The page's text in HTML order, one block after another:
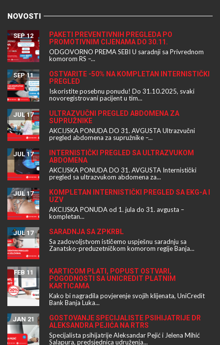
NOVOSTI
PAKETI PREVENTIVNIH PREGLEDA PO
PROMOTIVNIM CIJENAMA DO 30.11.
SEP 12
ODGOVORNO PREMA SEBI U saradnji sa Privrednom
komorom RS –...
OSTVARITE -50% NA KOMPLETAN INTERNISTIČKI
PREGLED
SEP 11
Iskoristite posebnu ponudu! Do 31.10.2025, svaki
novoregistrovani pacijent u tim...
ULTRAZVUČNI PREGLED ABDOMENA ZA
SUPRUŽNIKE
JUL 17
AKCIJSKA PONUDA DO 31. AVGUSTA Ultrazvučni
pregled abdomena za supružnike –...
INTERNISTIČKI PREGLED SA ULTRAZVUKOM
ABDOMENA
JUL 17
AKCIJSKA PONUDA DO 31. AVGUSTA Internistički
pregled sa ultrazvukom abdomena za...
KOMPLETAN INTERNISTIČKI PREGLED SA EKG-A I
UZV
JUL 17
AKCIJSKA PONUDA od 1. jula do 31. avgusta –
kompletan...
SARADNJA SA ZPKRBL
JUL 17
Sa zadovoljstvom ističemo uspješnu saradnju sa
Zanatsko-preduzetničkom komorom regije Banja...
KARTICOM PLATI, POPUST OSTVARI,
POGODNOSTI SA UNICREDIT PLATNIM
KARTICAMA
FEB 11
Kako bi nagradila povjerenje svojih klijenata, UniCredit
Bank Banja Luka...
GOSTOVANJE SPECIJALISTE PSIHIJATRIJE DR
ALEKSANDRA PEJIĆA NA RTRS
JAN 21
Specijalista psihijatrije Aleksandar Pejić i Jelena Mihić
Salapura, predsjednica udruženja...